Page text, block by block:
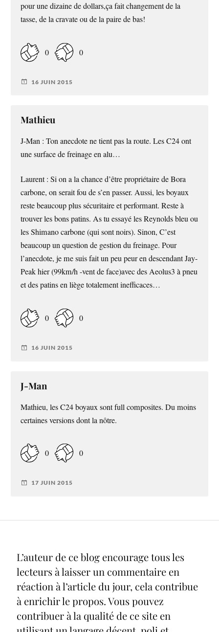
pour une dizaine de dollars,ça fait changement de la
tasse, de la cravate ou de la paire de bas!
0 0
16 JUIN 2015
Mathieu
J-Man : Ton anecdote ne tient pas la route. Les C24 ont
une surface de freinage en alu…
Laurent : Si on a la chance d’être propriétaire de Bora
carbone, on serait fou de s’en passer. Aussi, les boyaux
reste beaucoup plus sécuritaire et performant. Reste à
trouver les bons patins. As tu essayé les Reynolds bleu ou
les Shimano carbone (qui sont noirs). Sinon, C’est
beaucoup un question de gestion du freinage. Pour
l’anecdote, je me suis fait un peu peur en descendant Jay-
Peak hier (99km/h -vent de face)avec des Aeolus3 à pneu
et des patins en liège totalement inefficaces…
0 0
16 JUIN 2015
J-Man
Mathieu, les C24 boyaux sont full composites. Du moins
certaines versions dont la nôtre.
0 0
17 JUIN 2015
L’auteur de ce blog encourage tous les
lecteurs à laisser un commentaire en
réaction à l’article du jour, cela contribue
à enrichir le propos. Vous pouvez
contribuer à la qualité de ce site en